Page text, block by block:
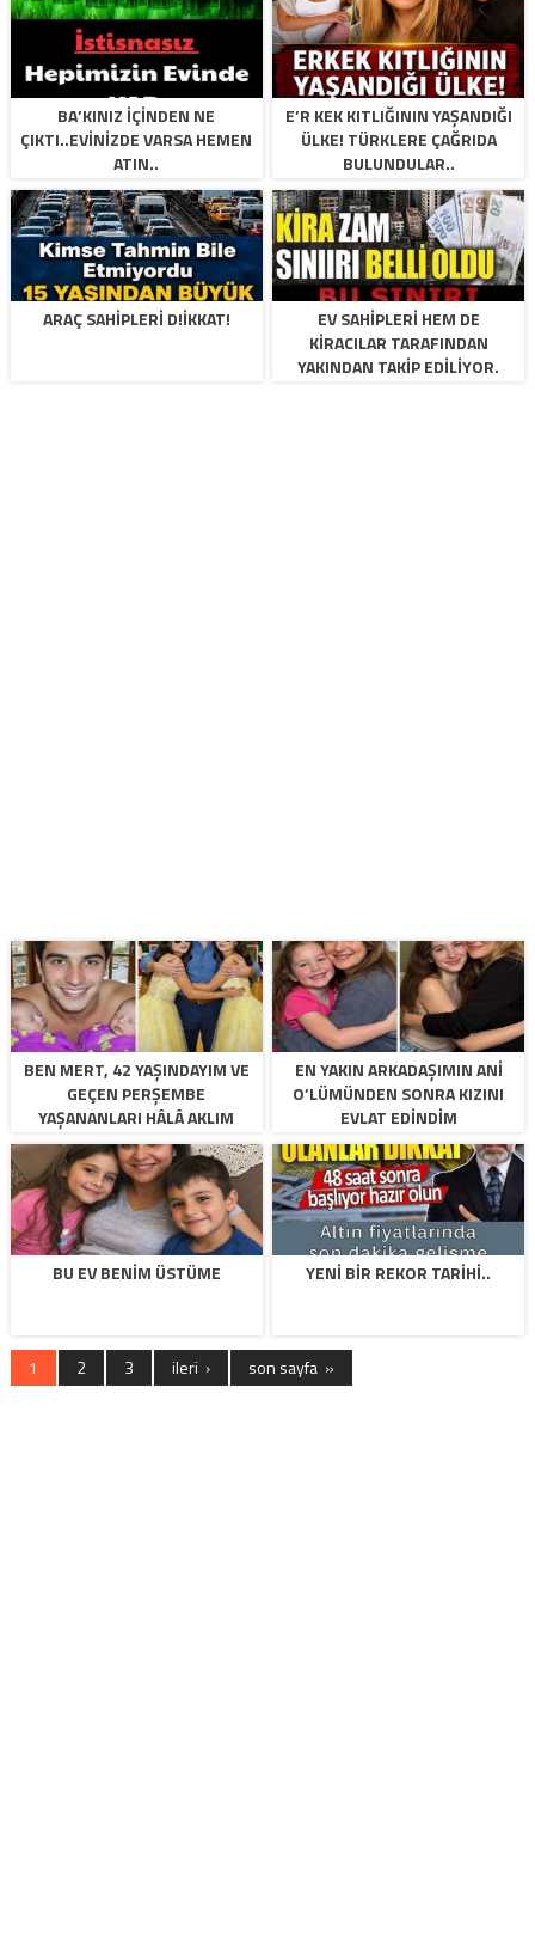
BA’KINIZ IÇINDEN NE
ÇIKTI..EVINIZDE VARSA HEMEN
ATIN..
E’R KEK KITLIĞININ YAŞANDIĞI
ÜLKE! TÜRKLERE ÇAĞRIDA
BULUNDULAR..
ARAÇ SAHIPLERI D!İKKAT!
EV SAHIPLERI HEM DE
KIRACILAR TARAFINDAN
YAKINDAN TAKIP EDILIYOR.
BEN MERT, 42 YAŞINDAYIM VE
GEÇEN PERŞEMBE
YAŞANANLARI HÂLÂ AKLIM
ALMIYOR.
EN YAKIN ARKADAŞIMIN ANI
O’LÜMÜNDEN SONRA KIZINI
EVLAT EDINDIM
BU EV BENIM ÜSTÜME YENI BIR REKOR TARIHI..
1 2 3 ileri › son sayfa »